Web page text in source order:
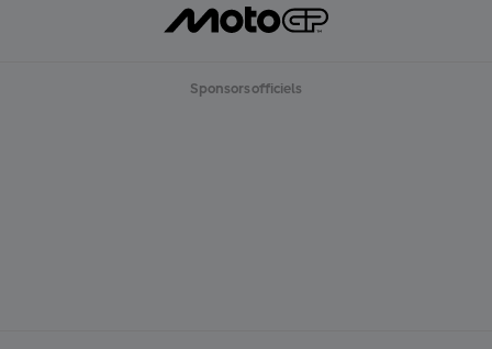
Sponsors officiels